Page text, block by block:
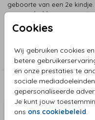
Cookies
Wij gebruiken cookies
betere
en onze prestaties te
sociale
gepersonaliseerde
Je kunt jouw
ons ons cookiebeleid.
geboorte van een 2e
van een bolderwagen met
Meerdere kinderen
Aanbevolen